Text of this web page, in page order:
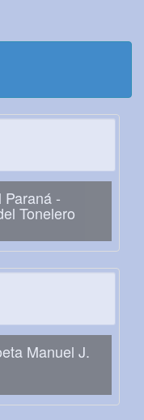
Paraná -
Tonelero
Manuel J.